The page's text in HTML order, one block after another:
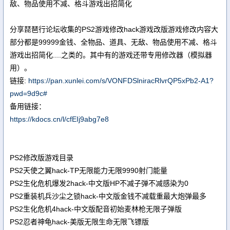
敌、物品使用不减、格斗游戏出招简化
分享琵琶行论坛收集的PS2游戏修改hack游戏改版游戏修改内容大
部分都是99999金钱、全物品、道具、无敌、物品使用不减、格斗
游戏出招简化....之类的。其中有的游戏还带专用修改器（模拟器
用）。
链接: https://pan.xunlei.com/s/VONFDSlniracRlvrQP5xPb2-A1?
pwd=9d9c#
备用链接：
https://kdocs.cn/l/cfEIj9abg7e8
PS2修改版游戏目录
PS2天使之翼hack-TP无限能力无限9990射门能量
PS2生化危机爆发2hack-中文版HP不减子弹不减感染为0
PS2重装机兵沙尘之锁hack-中文版金钱不减载重最大炮弹最多
PS2生化危机4hack-中文版配音初始麦林枪无限子弹版
PS2忍者神龟hack-美版无限生命无限飞镖版